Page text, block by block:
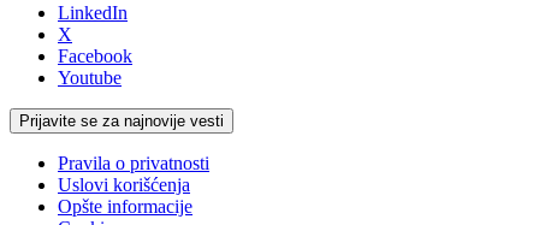
LinkedIn
X
Facebook
Youtube
Prijavite se za najnovije vesti
Pravila o privatnosti
Uslovi korišćenja
Opšte informacije